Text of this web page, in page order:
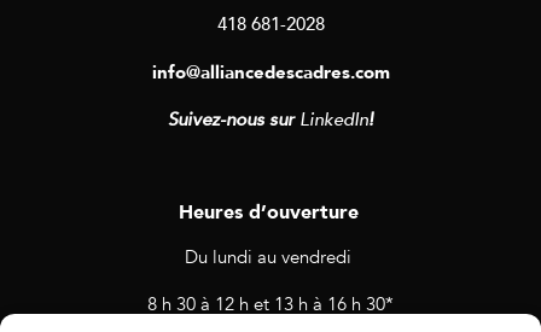
418 681-2028
info@alliancedescadres.com
Suivez-nous sur LinkedIn!
Heures d’ouverture
Du lundi au vendredi
8 h 30 à 12 h et 13 h à 16 h 30*